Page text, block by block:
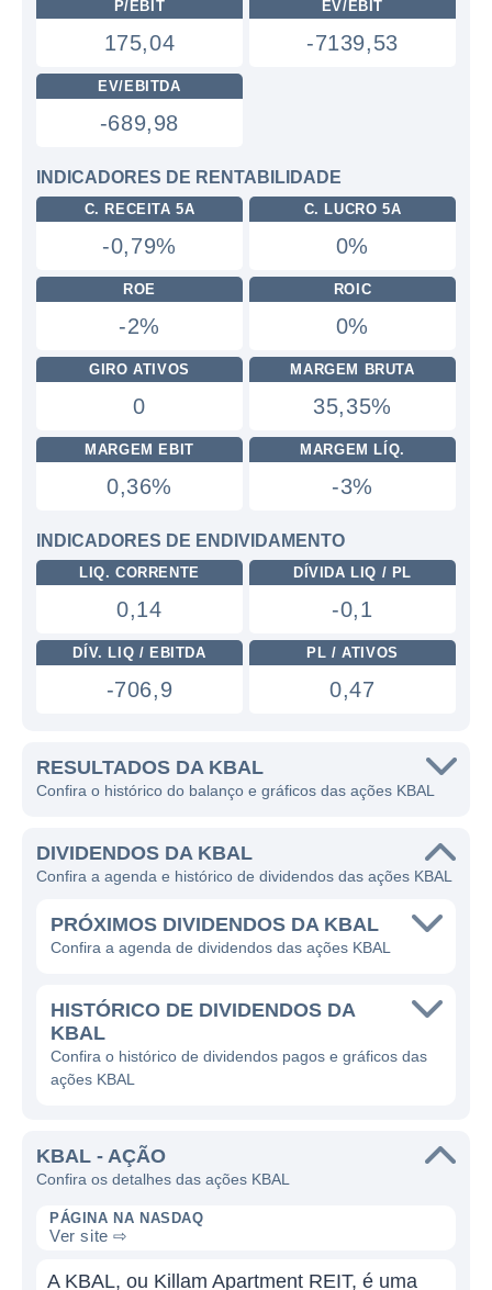
P/EBIT
175,04
EV/EBIT
-7139,53
EV/EBITDA
-689,98
INDICADORES DE RENTABILIDADE
C. RECEITA 5A
-0,79%
C. LUCRO 5A
0%
ROE
-2%
ROIC
0%
GIRO ATIVOS
0
MARGEM BRUTA
35,35%
MARGEM EBIT
0,36%
MARGEM LÍQ.
-3%
INDICADORES DE ENDIVIDAMENTO
LIQ. CORRENTE
0,14
DÍVIDA LIQ / PL
-0,1
DÍV. LIQ / EBITDA
-706,9
PL / ATIVOS
0,47
RESULTADOS DA KBAL
Confira o histórico do balanço e gráficos das ações KBAL
DIVIDENDOS DA KBAL
Confira a agenda e histórico de dividendos das ações KBAL
PRÓXIMOS DIVIDENDOS DA KBAL
Confira a agenda de dividendos das ações KBAL
HISTÓRICO DE DIVIDENDOS DA
KBAL
Confira o histórico de dividendos pagos e gráficos das
ações KBAL
KBAL - AÇÃO
Confira os detalhes das ações KBAL
PÁGINA NA NASDAQ
Ver site ⇨
A KBAL, ou Killam Apartment REIT, é uma